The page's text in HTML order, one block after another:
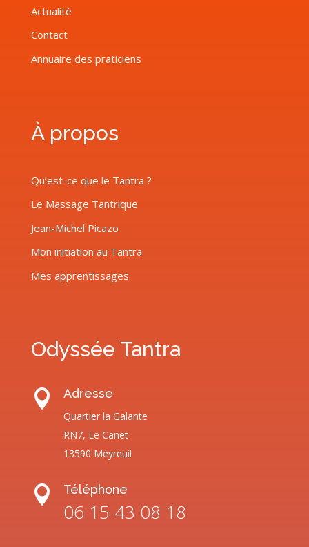
Actualité
Contact
Annuaire des praticiens
À propos
Qu’est-ce que le Tantra ?
Le Massage Tantrique
Jean-Michel Picazo
Mon initiation au Tantra
Mes apprentissages
Odyssée Tantra
 Adresse
Quartier la Galante
RN7, Le Canet
13590 Meyreuil
 Téléphone
06 15 43 08 18